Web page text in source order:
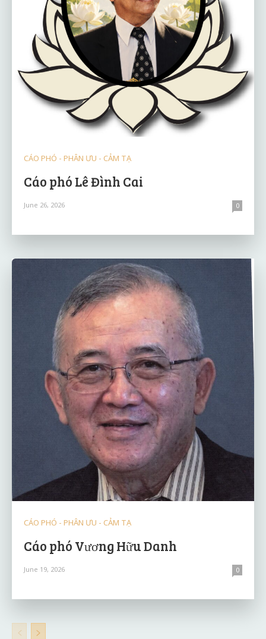
CÁO PHÓ - PHÂN ƯU - CẢM TẠ
Cáo phó Lê Đình Cai
June 26, 2026 0
CÁO PHÓ - PHÂN ƯU - CẢM TẠ
Cáo phó Vương Hữu Danh
June 19, 2026 0